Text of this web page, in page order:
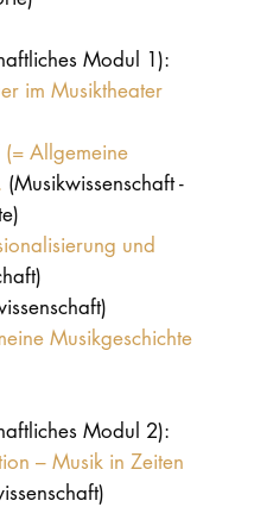
Modul 1):
im Musiktheater
Allgemeine
(Musikwissenschaft -
und
Musikgeschichte
Modul 2):
– Musik in Zeiten